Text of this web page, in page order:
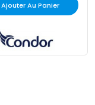
Ajouter Au Panier